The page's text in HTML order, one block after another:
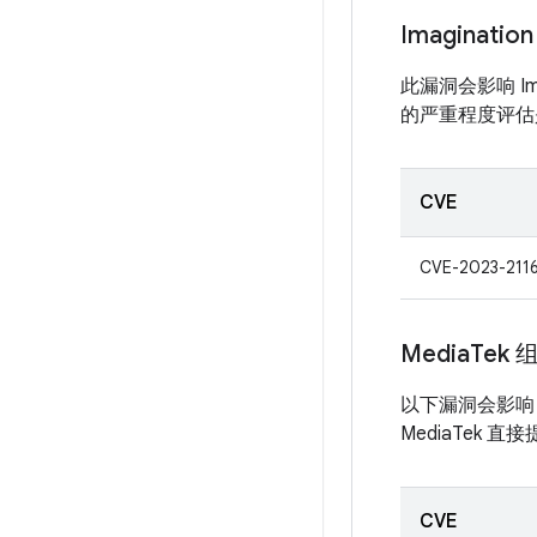
此漏洞会影响
的严重程度评
CVE
CVE-2023-
MediaTek
以下漏洞会影
MediaTek 直接
CVE